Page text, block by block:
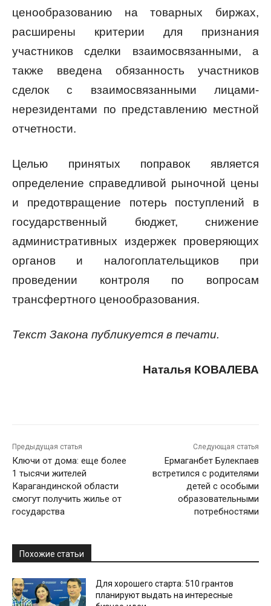
ценообразованию на товарных биржах,
расширены критерии для признания
участников сделки взаимосвязанными, а
также введена обязанность участников
сделок с взаимосвязанными лицами-
нерезидентами по представлению местной
отчетности.
Целью принятых поправок является
определение справедливой рыночной цены
и предотвращение потерь поступлений в
государственный бюджет, снижение
административных издержек проверяющих
органов и налогоплательщиков при
проведении контроля по вопросам
трансфертного ценообразования.
Текст Закона публикуется в печати.
Наталья КОВАЛЕВА
Предыдущая статья
Ключи от дома: еще более
1 тысячи жителей
Карагандинской области
смогут получить жилье от
государства
Следующая статья
Ермаганбет Булекпаев
встретился с родителями
детей с особыми
образовательными
потребностями
Похожие статьи
Для хорошего старта: 510 грантов
планируют выдать на интересные